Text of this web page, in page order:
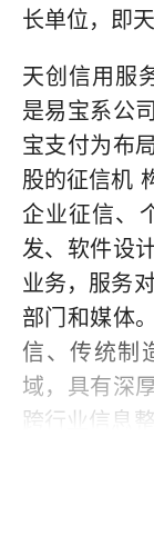
长单位，即
天创信用服
是易宝系公
宝支付为布
股的征信机
企业征信、
发、软件设
业务，服务
部门和媒体
信、传统制
域，具有深
跨行业信息
信用拥有先
为征信产品